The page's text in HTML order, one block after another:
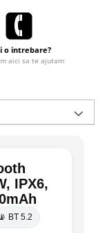
o intrebare?
aici sa te ajutam
IPX6,
📡 BT 5.2